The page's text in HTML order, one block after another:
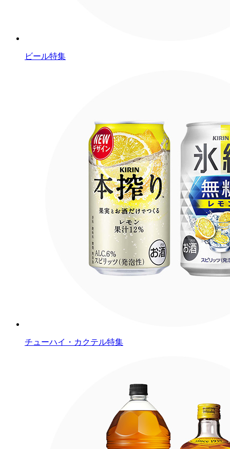
ビール特集
チューハイ・カクテル特集